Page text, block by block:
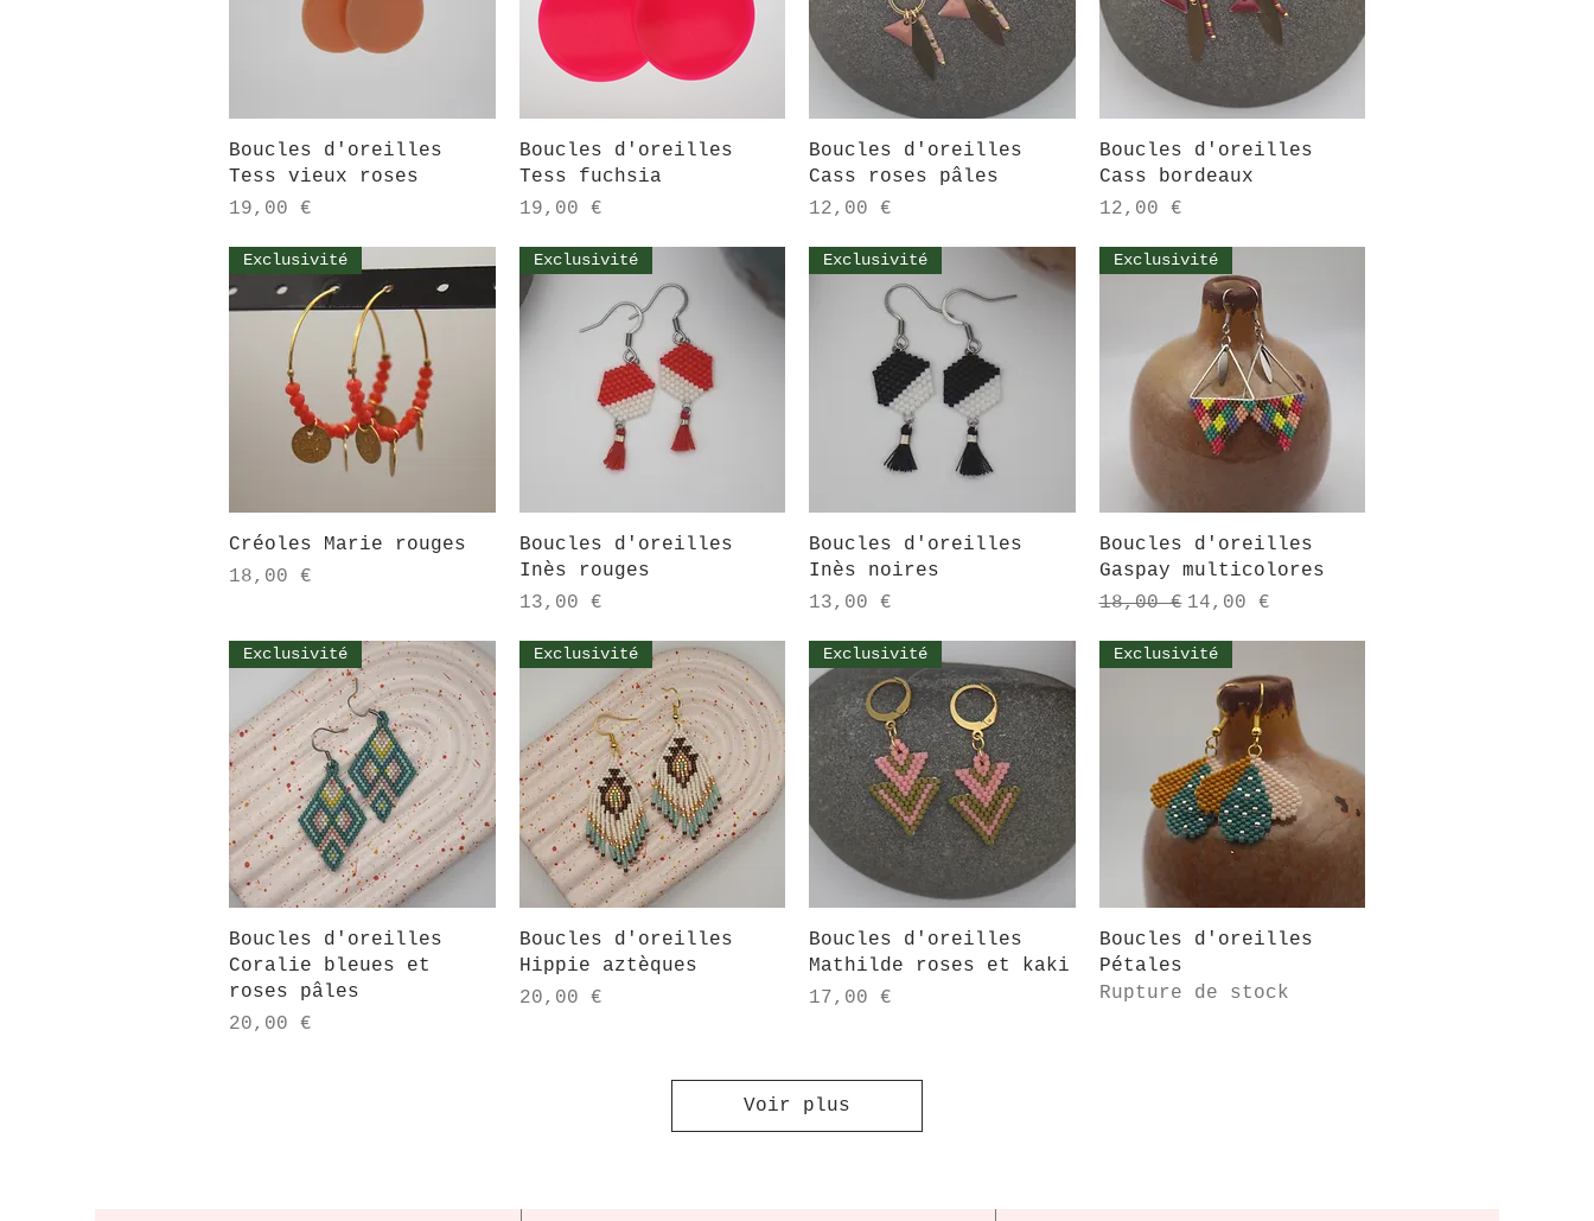
Aperçu rapide
Boucles d'oreilles
Tess vieux roses
Prix
19,00 €
Aperçu rapide
Boucles d'oreilles
Tess fuchsia
Prix
19,00 €
Aperçu rapide
Boucles d'oreilles
Cass roses pâles
Prix
12,00 €
Aperçu rapide
Boucles d'oreilles
Cass bordeaux
Prix
12,00 €
Aperçu rapide
Exclusivité
Créoles Marie rouges
Prix
18,00 €
Aperçu rapide
Exclusivité
Boucles d'oreilles
Inès rouges
Prix
13,00 €
Aperçu rapide
Exclusivité
Boucles d'oreilles
Inès noires
Prix
13,00 €
Aperçu rapide
Exclusivité
Boucles d'oreilles
Gaspay multicolores
Prix original
18,00 € Prix promotionnel
14,00 €
Aperçu rapide
Exclusivité
Boucles d'oreilles
Coralie bleues et
roses pâles
Prix
20,00 €
Aperçu rapide
Exclusivité
Boucles d'oreilles
Hippie aztèques
Prix
20,00 €
Aperçu rapide
Exclusivité
Boucles d'oreilles
Mathilde roses et kaki
Prix
17,00 €
Aperçu rapide
Exclusivité
Boucles d'oreilles
Pétales
Rupture de stock
Voir plus